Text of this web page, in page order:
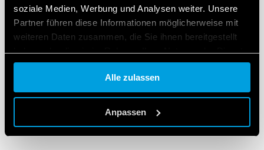
soziale Medien, Werbung und Analysen weiter. Unsere
Partner führen diese Informationen möglicherweise mit
weiteren Daten zusammen, die Sie ihnen bereitgestellt
haben oder die sie im Rahmen Ihrer Nutzung der Dienste
gesammelt haben.
Cookie policy.
Alle zulassen
Anpassen
ANGABEN